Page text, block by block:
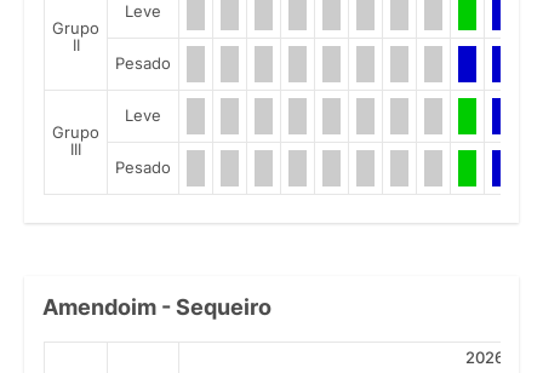
Grupo
II
Leve
Pesado
Grupo
III
Leve
Pesado
Amendoim - Sequeiro
2026